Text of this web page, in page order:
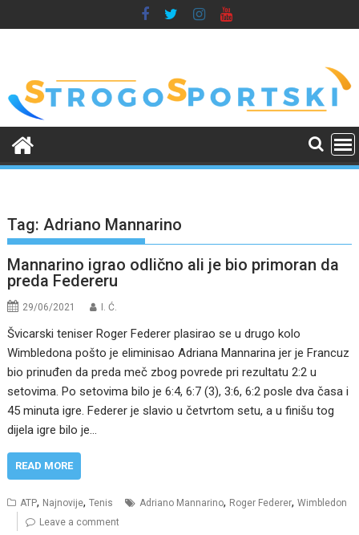
to
Tag:Adriano Mannarino
Mannarino igrao odlično ali je bio primoran da
preda Federeru
29/06/2021 I. Ć.
Švicarski teniser Roger Federer plasirao se u drugo kolo
Wimbledona pošto je eliminisao Adriana Mannarina jer je Francuz
bio prinuđen da preda meč zbog povrede pri rezultatu 2:2 u
setovima. Po setovima bilo je 6:4, 6:7 (3), 3:6, 6:2 posle dva časa i
45 minuta igre. Federer je slavio u četvrtom setu, a u finišu tog
dijela igre bilo je…
READ MORE
ATP, Najnovije,Tenis Adriano Mannarino, Roger Federer,Wimbledon
Leave a comment